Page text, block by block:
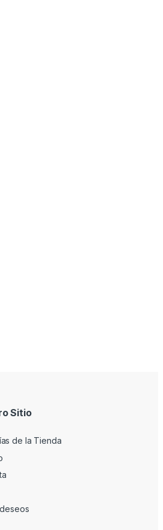
Sitio
de la Tienda